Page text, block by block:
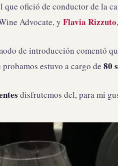
que ofició de conductor de la
Advocate, y Flavia Rizzuto
de introducción comentó
estuvo a cargo de 80
disfrutemos del, para mi